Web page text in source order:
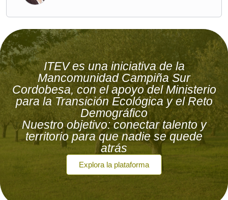
ITEV es una iniciativa de la
Mancomunidad Campiña Sur
Cordobesa, con el apoyo del Ministerio
para la Transición Ecológica y el Reto
Demográfico
Nuestro objetivo: conectar talento y
territorio para que nadie se quede
atrás
Explora la plataforma